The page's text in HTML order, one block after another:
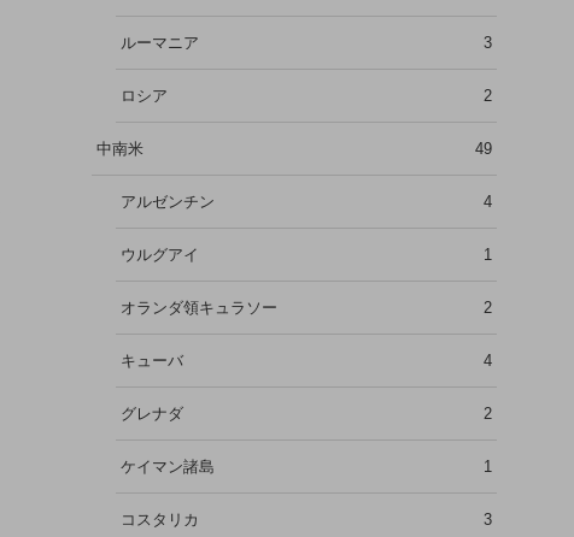
ルーマニア 3
ロシア 2
中南米 49
アルゼンチン 4
ウルグアイ 1
オランダ領キュラソー 2
キューバ 4
グレナダ 2
ケイマン諸島 1
コスタリカ 3